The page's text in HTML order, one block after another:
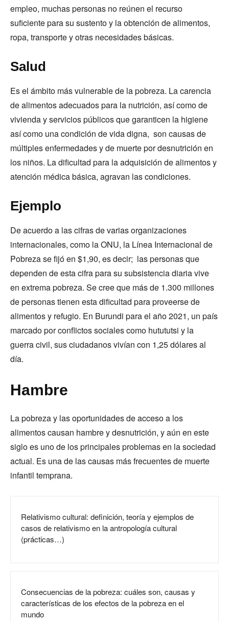
empleo, muchas personas no reúnen el recurso
suficiente para su sustento y la obtención de alimentos,
ropa, transporte y otras necesidades básicas.
Salud
Es el ámbito más vulnerable de la pobreza. La carencia
de alimentos adecuados para la nutrición, así como de
vivienda y servicios públicos que garanticen la higiene
así como una condición de vida digna, son causas de
múltiples enfermedades y de muerte por desnutrición en
los niños. La dificultad para la adquisición de alimentos y
atención médica básica, agravan las condiciones.
Ejemplo
De acuerdo a las cifras de varias organizaciones
internacionales, como la ONU, la Línea Internacional de
Pobreza se fijó en $1,90, es decir; las personas que
dependen de esta cifra para su subsistencia diaria vive
en extrema pobreza. Se cree que más de 1.300 millones
de personas tienen esta dificultad para proveerse de
alimentos y refugio. En Burundi para el año 2021, un país
marcado por conflictos sociales como hutututsi y la
guerra civil, sus ciudadanos vivían con 1,25 dólares al
día.
Hambre
La pobreza y las oportunidades de acceso a los
alimentos causan hambre y desnutrición, y aún en este
siglo es uno de los principales problemas en la sociedad
actual. Es una de las causas más frecuentes de muerte
infantil temprana.
Relativismo cultural: definición, teoría y ejemplos de
casos de relativismo en la antropología cultural
(prácticas…)
Consecuencias de la pobreza: cuáles son, causas y
características de los efectos de la pobreza en el
mundo